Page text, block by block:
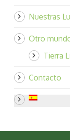
Nuestras
Otro
Tierra
Contacto